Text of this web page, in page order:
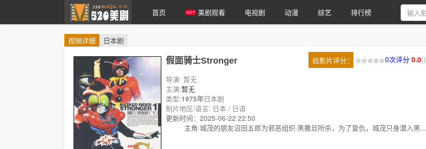
首页 美剧观看 电视剧 动漫 综艺 排行榜
视频详细 日本剧
给影片评分： 0.0(
0次评分 )
假面骑士Stronger
导演: 暂无
主演:暂无
类型:1975年日本剧
制片地区/语言: 日本 / 日语
更新时间：2025-06-22 22:50
主角·城茂的朋友沼田五郎为邪恶组织·黑撒旦所杀，为了复仇，城茂只身潜入黑...